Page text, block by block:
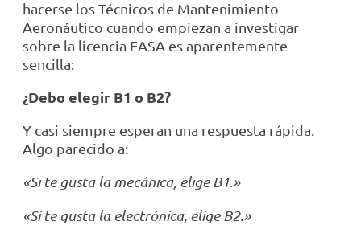
hacerse los Técnicos de Mantenimiento
Aeronáutico cuando empiezan a investigar
sobre la licencia EASA es aparentemente
sencilla:
¿Debo elegir B1 o B2?
Y casi siempre esperan una respuesta rápida.
Algo parecido a:
«Si te gusta la mecánica, elige B1.»
«Si te gusta la electrónica, elige B2.»